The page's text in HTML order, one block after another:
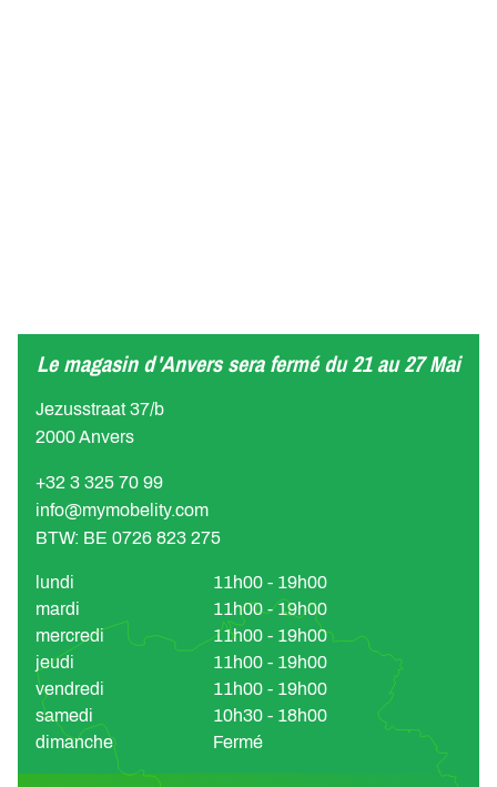
Le magasin d'Anvers sera fermé du 21 au 27 Mai
Jezusstraat 37/b
2000 Anvers
+32 3 325 70 99
info@mymobelity.com
BTW: BE 0726 823 275
lundi
11h00 - 19h00
mardi
11h00 - 19h00
mercredi
11h00 - 19h00
jeudi
11h00 - 19h00
vendredi
11h00 - 19h00
samedi
10h30 - 18h00
dimanche
Fermé